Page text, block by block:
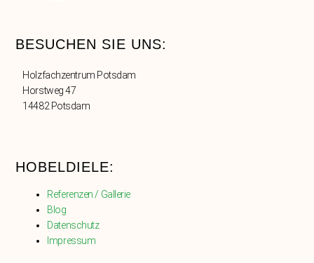
BESUCHEN SIE UNS:
Holzfachzentrum Potsdam
Horstweg 47
14482 Potsdam
HOBELDIELE:
Referenzen / Gallerie
Blog
Datenschutz
Impressum